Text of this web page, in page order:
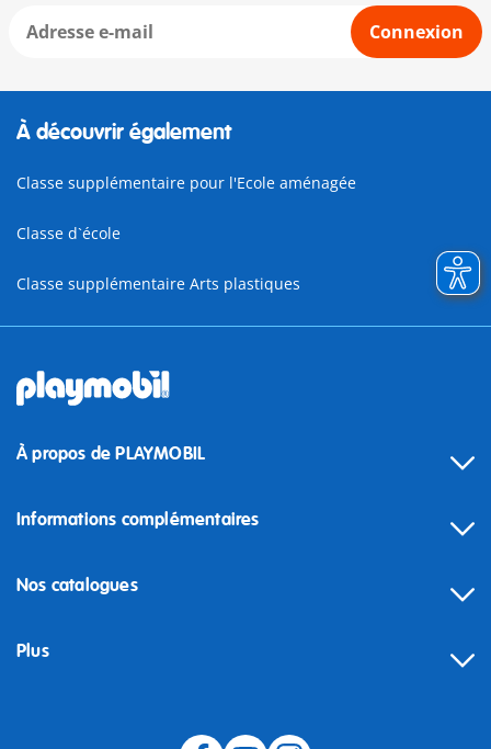
Connexion
À découvrir également
Classe supplémentaire pour l'Ecole aménagée
Classe d`école
Classe supplémentaire Arts plastiques
À propos de PLAYMOBIL
Informations complémentaires
Nos catalogues
Plus